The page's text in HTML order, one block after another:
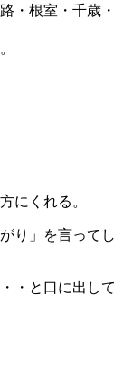
・根室・千歳・
にくれる。
り」を言ってし
・と口に出して